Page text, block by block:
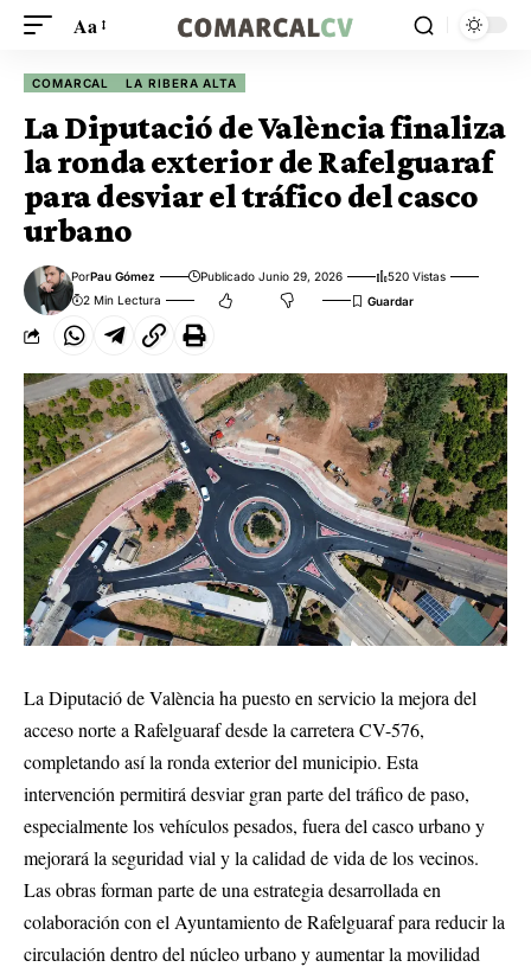
Aa
COMARCAL LA RIBERA ALTA
La Diputació de València finaliza
la ronda exterior de Rafelguaraf
para desviar el tráfico del casco
urbano
PorPau Gómez Publicado Junio 29, 2026
520 Vistas
2 Min Lectura
La Diputació de València ha puesto en servicio la mejora del
acceso norte a Rafelguaraf desde la carretera CV-576,
completando así la ronda exterior del municipio. Esta
intervención permitirá desviar gran parte del tráfico de paso,
especialmente los vehículos pesados, fuera del casco urbano y
mejorará la seguridad vial y la calidad de vida de los vecinos.
Las obras forman parte de una estrategia desarrollada en
colaboración con el Ayuntamiento de Rafelguaraf para reducir la
circulación dentro del núcleo urbano y aumentar la movilidad